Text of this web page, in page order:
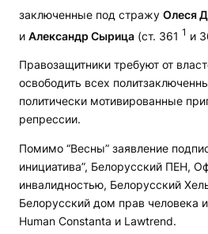
заключенные под стражу Олеся
и Александр Сырица (ст. 361 1 и
Правозащитники требуют от
освободить всех
политически мотивированные
репрессии.
Помимо “Весны” заявление
инициатива”, Белорусский ПЕН,
инвалидностью, Белорусский
Белорусский дом прав человека
Human Constanta и Lawtrend.